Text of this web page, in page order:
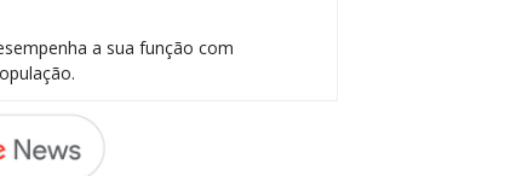
a sua função com